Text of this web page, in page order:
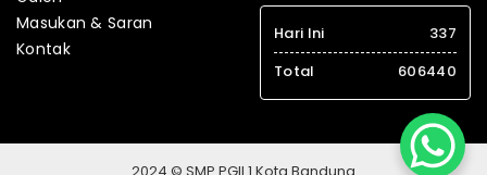
Masukan & Saran
Kontak
Hari Ini
337
Total
606440